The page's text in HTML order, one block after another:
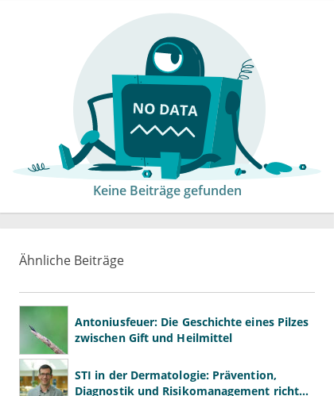
Keine Beiträge gefunden
Ähnliche Beiträge
Antoniusfeuer: Die Geschichte eines Pilzes
zwischen Gift und Heilmittel
STI in der Dermatologie: Prävention,
Diagnostik und Risikomanagement richtig